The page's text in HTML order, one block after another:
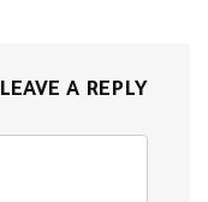
LEAVE A REPLY